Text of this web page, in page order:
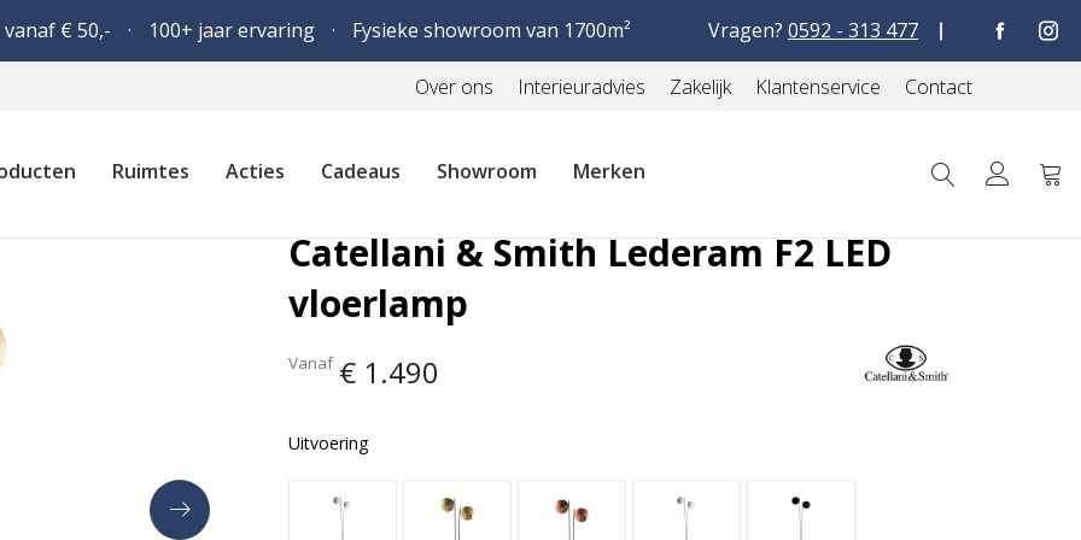
9 1.024 reviews
€ 50,- 100+ jaar ervaring Fysieke showroom van 1700m² Vragen? 0592 - 313 477
Over ons Interieuradvies Zakelijk Klantenservice Contact
Ruimtes Acties Cadeaus Showroom
Merken
Catellani & Smith Lederam F2 LED
vloerlamp
Vanaf € 1.490
Uitvoering